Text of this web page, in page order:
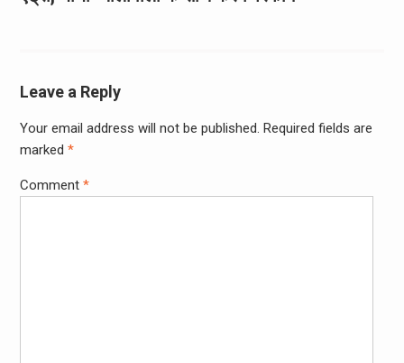
Leave a Reply
Your email address will not be published. Required fields are
marked *
Comment *